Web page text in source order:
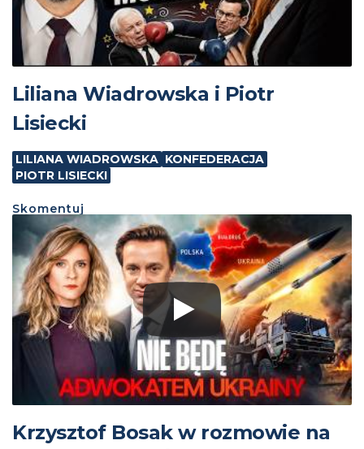
Liliana Wiadrowska i Piotr
Lisiecki
LILIANA WIADROWSKA KONFEDERACJA
PIOTR LISIECKI
Skomentuj
Krzysztof Bosak w rozmowie na